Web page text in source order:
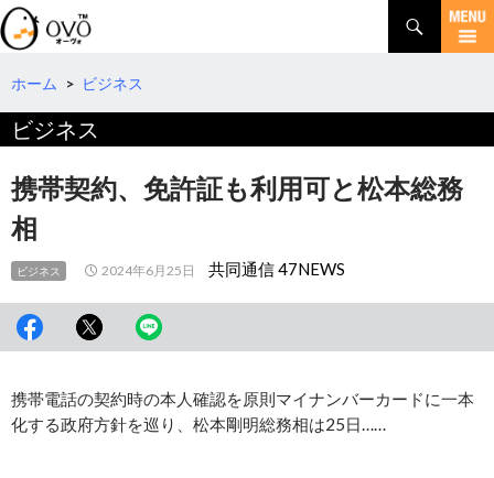
検
索
コ
テ
へ
動
ホーム > ビジネス
ビジネス
携帯契約、免許証も利用可と松本総務
相
ビジネス 2024年6月25日 共同通信 47NEWS
携帯電話の契約時の本人確認を原則マイナンバーカードに一本
化する政府方針を巡り、松本剛明総務相は25日……